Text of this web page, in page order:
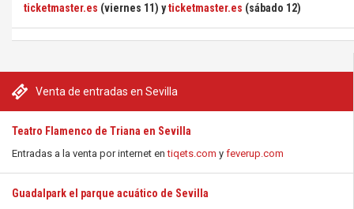
Venta de entradas en Sevilla
Teatro Flamenco de Triana en Sevilla
Entradas a la venta por internet entiqets.com y feverup.com
Guadalpark el parque acuático de Sevilla
ticketmaster.es (viernes 11) yticketmaster.es (sábado 12)